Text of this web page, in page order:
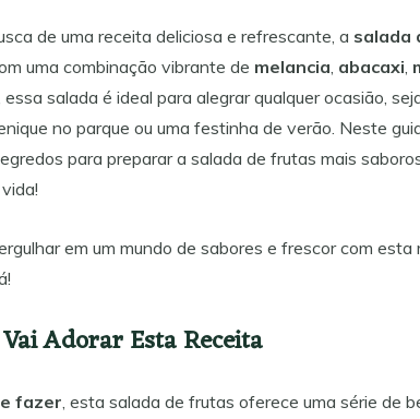
de uma receita deliciosa e refrescante, a salada
uma combinação vibrante de melancia, abacaxi,
essa salada é ideal para alegrar qualquer ocasião,
no parque ou uma festinha de verão. Neste
para preparar a salada de frutas mais
em um mundo de sabores e frescor com esta
Adorar Esta Receita
fazer , esta salada de frutas oferece uma série de